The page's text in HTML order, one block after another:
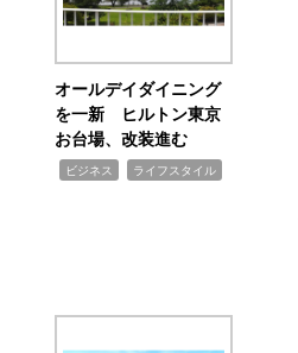
オールデイダイニング
を一新 ヒルトン東京
お台場、改装進む
ビジネス ライフスタイル